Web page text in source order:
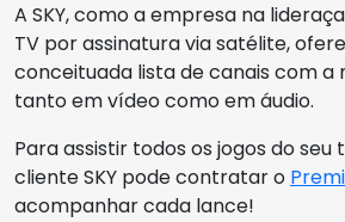
A SKY, como a empresa na
TV por assinatura via satélite,
conceituada lista de canais com a
tanto em vídeo como em áudio.
Para assistir todos os jogos do
cliente SKY pode contratar o
acompanhar cada lance!